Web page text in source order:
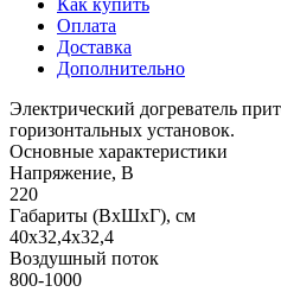
Оплата
Доставка
Дополнительно
Электрический догреватель
горизонтальных установок.
Основные характеристики
Напряжение, В
220
Габариты (ВхШхГ), см
40х32,4х32,4
Воздушный поток
800-1000